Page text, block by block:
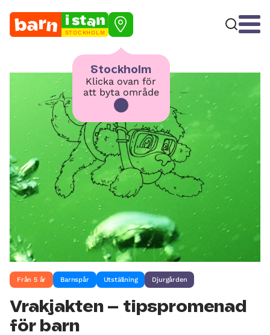
STOCKHOLM
Stockholm
Klicka ovan för
att byta område
Från 5 år Barnspår Utställning Djurgården
Vrakjakten – tipspromenad
för barn